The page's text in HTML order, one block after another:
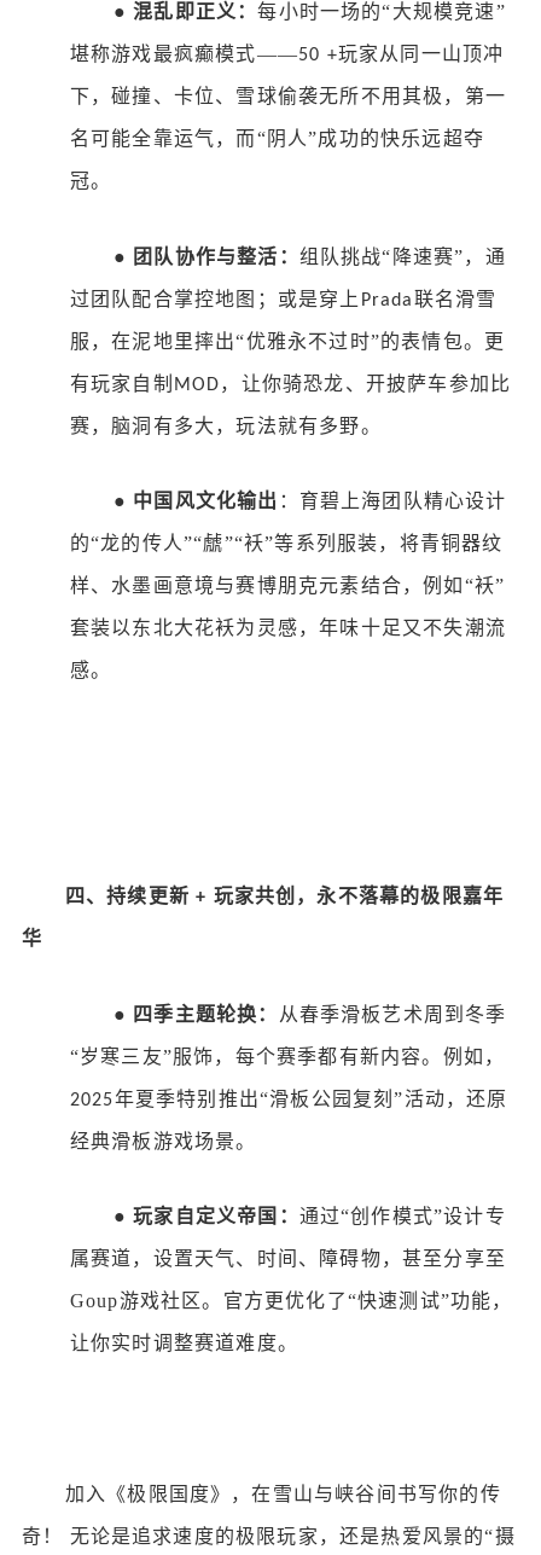
● 混乱即正义：每小时一场的“大规模竞速”
堪称游戏最疯癫模式——50 +玩家从同一山顶冲
下，碰撞、卡位、雪球偷袭无所不用其极，第一
名可能全靠运气，而“阴人”成功的快乐远超夺
冠。
● 团队协作与整活： 组队挑战“降速赛”，通
过团队配合掌控地图；或是穿上 Prada联名滑雪
服，在泥地里摔出“优雅永不过时”的表情包。更
有玩家自制 MOD，让你骑恐龙、开披萨车参加比
赛，脑洞有多大，玩法就有多野。
● 中国风文化输出 ：育碧上海团队精心设计
的“龙的传人”“虤”“袄”等系列服装，将青铜器纹
样、水墨画意境与赛博朋克元素结合，例如“袄”
套装以东北大花袄为灵感，年味十足又不失潮流
感。
四 、持续更新 + 玩家共创，永不落幕的极限嘉年
华
● 四季主题轮换： 从春季滑板艺术周到冬季
“岁寒三友”服饰，每个赛季都有新内容。例如，
2025年夏季特别推出“滑板公园复刻”活动，还原
经典滑板游戏场景。
● 玩家自定义帝国： 通过“创作模式”设计专
属赛道，设置天气、时间、障碍物，甚至分享至
Goup游戏社区。官方更优化了“快速测试”功能，
让你实时调整赛道难度。
加入《极限国度》，在雪山与峡谷间书写你的传
奇！ 无论是追求速度的极限玩家，还是热爱风景的“摄